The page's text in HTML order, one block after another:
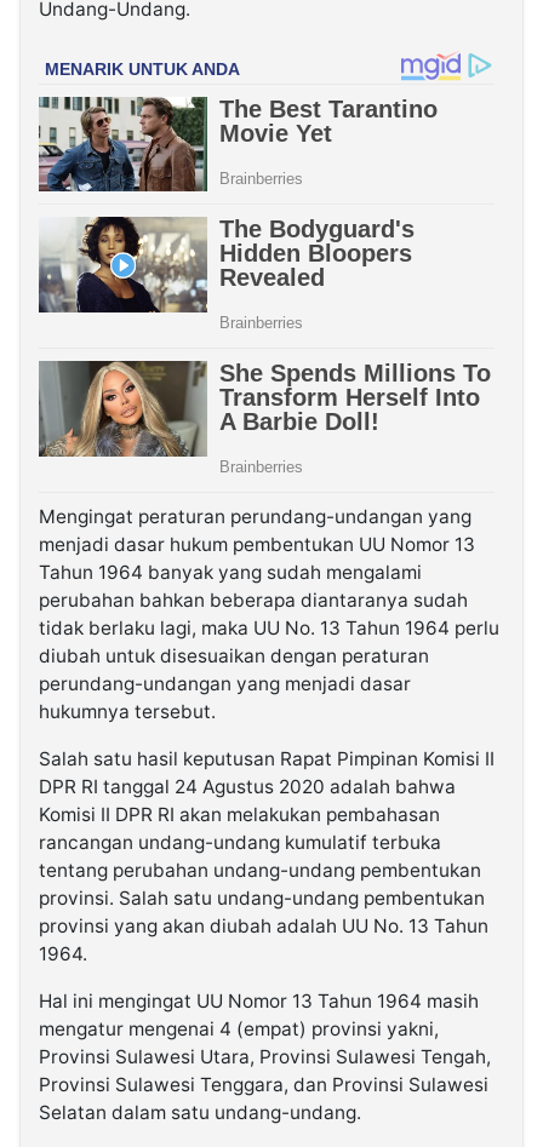
Undang-Undang.
Mengingat peraturan perundang-undangan yang
menjadi dasar hukum pembentukan UU Nomor 13
Tahun 1964 banyak yang sudah mengalami
perubahan bahkan beberapa diantaranya sudah
tidak berlaku lagi, maka UU No. 13 Tahun 1964 perlu
diubah untuk disesuaikan dengan peraturan
perundang-undangan yang menjadi dasar
hukumnya tersebut.
Salah satu hasil keputusan Rapat Pimpinan Komisi II
DPR RI tanggal 24 Agustus 2020 adalah bahwa
Komisi II DPR RI akan melakukan pembahasan
rancangan undang-undang kumulatif terbuka
tentang perubahan undang-undang pembentukan
provinsi. Salah satu undang-undang pembentukan
provinsi yang akan diubah adalah UU No. 13 Tahun
1964.
Hal ini mengingat UU Nomor 13 Tahun 1964 masih
mengatur mengenai 4 (empat) provinsi yakni,
Provinsi Sulawesi Utara, Provinsi Sulawesi Tengah,
Provinsi Sulawesi Tenggara, dan Provinsi Sulawesi
Selatan dalam satu undang-undang.